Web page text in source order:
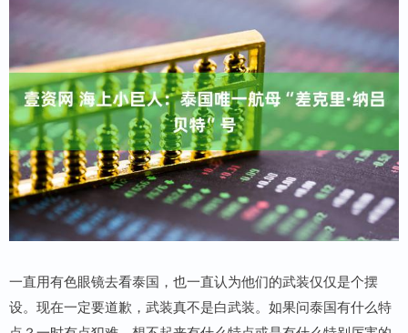
一直用有色眼镜去看泰国，也一直认为他们的武装仅仅是个摆
设。现在一定要道歉，武装真不是白武装。如果问泰国有什么特